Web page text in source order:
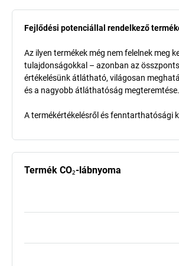
Fejlődési potenciállal rendelkező
Az ilyen termékek még nem felelnek meg
tulajdonságokkal – azonban az
értékelésünk átlátható, világosan
és a nagyobb átláthatóság megteremtése.
A termékértékelésről és fenntarthatósági
Termék CO₂-lábnyoma